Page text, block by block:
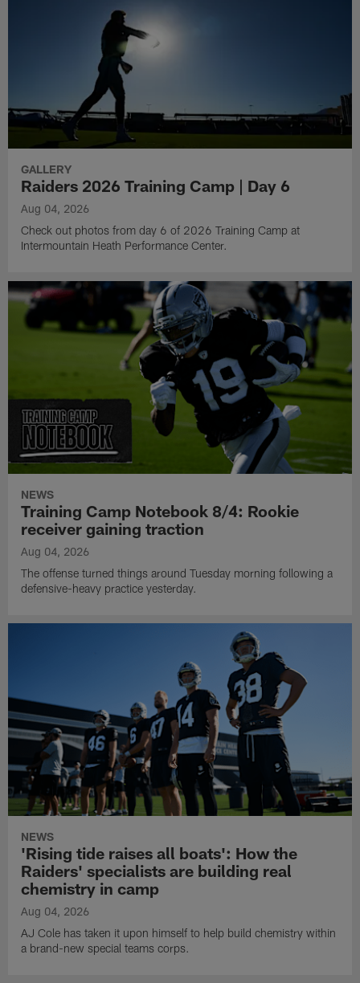
GALLERY
Raiders 2026 Training Camp | Day 6
Aug 04, 2026
Check out photos from day 6 of 2026 Training Camp at
Intermountain Heath Performance Center.
NEWS
Training Camp Notebook 8/4: Rookie
receiver gaining traction
Aug 04, 2026
The offense turned things around Tuesday morning following a
defensive-heavy practice yesterday.
NEWS
'Rising tide raises all boats': How the
Raiders' specialists are building real
chemistry in camp
Aug 04, 2026
AJ Cole has taken it upon himself to help build chemistry within
a brand-new special teams corps.